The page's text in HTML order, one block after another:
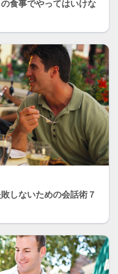
食事でやってはいけな
しないための会話術７